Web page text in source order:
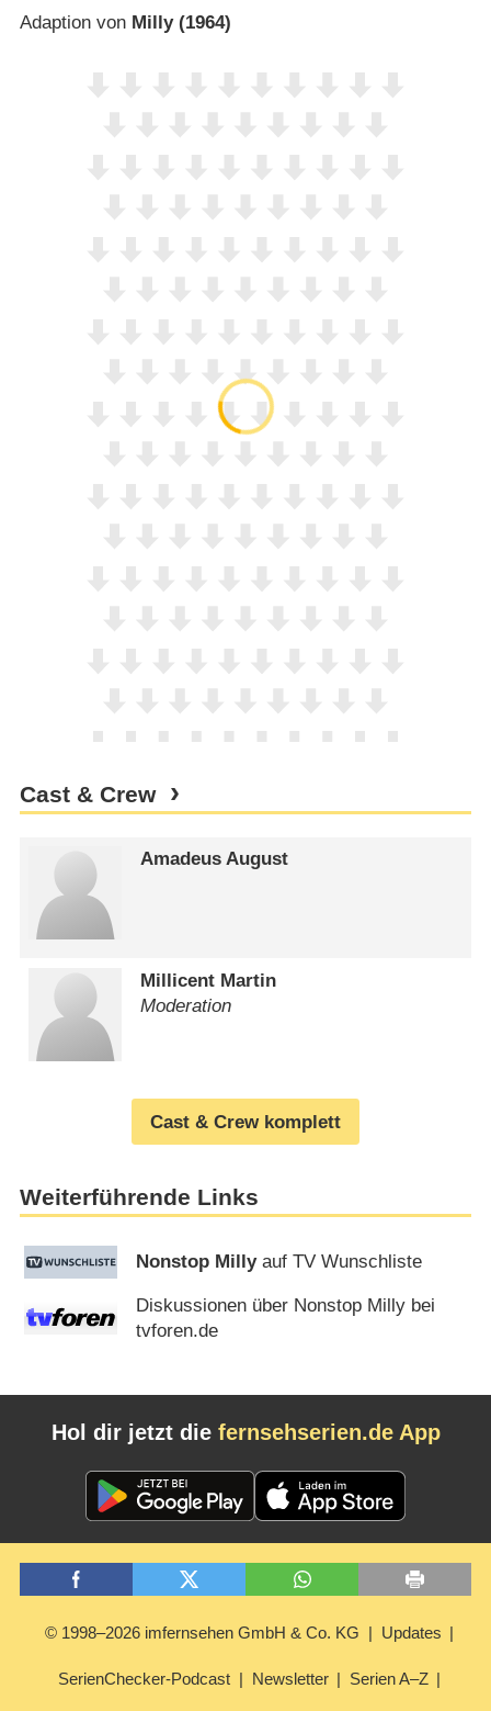
Adaption von Milly (1964)
Cast & Crew
Amadeus August
Millicent Martin
Moderation
Cast & Crew komplett
Weiterführende Links
Nonstop Millyauf TV Wunschliste
Diskussionen über Nonstop Milly bei
tvforen.de
Hol dir jetzt die fernsehserien.de App
© 1998–2026 imfernsehen GmbH & Co. KG Updates
SerienChecker-Podcast Newsletter Serien A–Z